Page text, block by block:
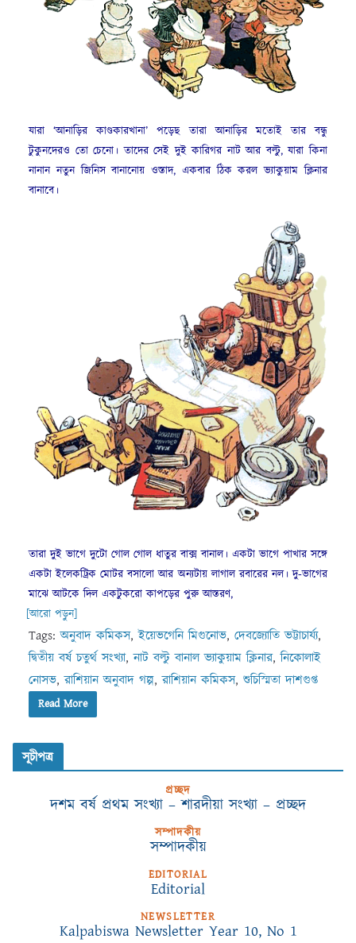
যারা ‘আনাড়ির কাণ্ডকারখানা’ পড়েছ তারা আনাড়ির মতোই তার বন্ধু
টুকুনদেরও তো চেনো। তাদের সেই দুই কারিগর নাট আর বল্টু, যারা কিনা
নানান নতুন জিনিস বানানোয় ওস্তাদ, একবার ঠিক করল ভ্যাকুয়াম ক্লিনার
বানাবে।
তারা দুই ভাগে দুটো গোল গোল ধাতুর বাক্স বানাল। একটা ভাগে পাখার সঙ্গে
একটা ইলেকট্রিক মোটর বসালো আর অন্যটায় লাগাল রবারের নল। দু-ভাগের
মাঝে আটকে দিল একটুকরো কাপড়ের পুরু আস্তরণ,
[আরো পড়ুন]
Tags:অনুবাদ কমিকস,ইয়েভগেনি মিগুনোভ, দেবজ্যোতি ভট্টাচার্য্য,
দ্বিতীয় বর্ষ চতুর্থ সংখ্যা,নাট বল্টু বানাল ভ্যাকুয়াম ক্লিনার,নিকোলাই
নোসভ,রাশিয়ান অনুবাদ গল্প,রাশিয়ান কমিকস, শুচিস্মিতা দাশগুপ্ত
Read More
সূচীপত্র
প্রচ্ছদ
দশম বর্ষ প্রথম সংখ্যা – শারদীয়া সংখ্যা – প্রচ্ছদ
সম্পাদকীয়
সম্পাদকীয়
EDITORIAL
Editorial
NEWSLETTER
Kalpabiswa Newsletter Year 10, No 1